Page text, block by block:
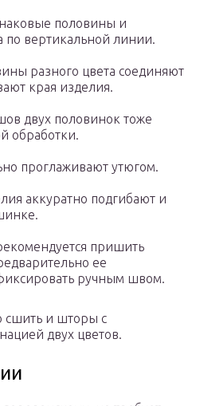
половины и
по вертикальной линии.
разного цвета соединяют
края изделия.
двух половинок тоже
обработки.
проглаживают утюгом.
аккуратно подгибают и
пришить
ее
ручным швом.
сшить и шторы с
двух цветов.